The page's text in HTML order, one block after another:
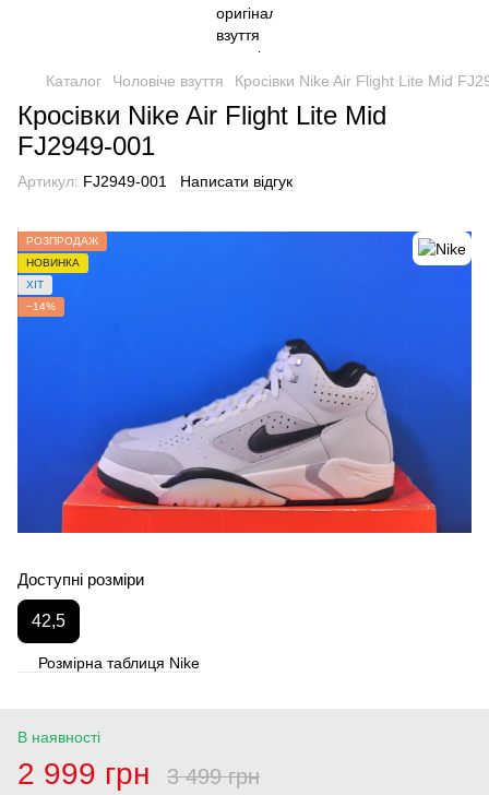
Каталог Чоловіче взуття Кросівки Nike Air Flight Lite Mid
Кросівки Nike Air Flight Lite Mid
FJ2949-001
Артикул: FJ2949-001 Написати відгук
РОЗПРОДАЖ
НОВИНКА
ХІТ
−14%
Доступні розміри
42,5
Розмірна таблиця Nike
В наявності
2 999 грн 3 499 грн